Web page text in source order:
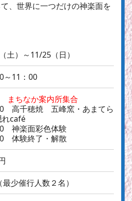
、世界に一つだけの神楽面を
土）～11/25（日）
～11：00
まちなか案内所集合
高千穂焼 五峰窯・あまてら
れcafé
神楽面彩色体験
体験終了・解散
少催行人数２名）